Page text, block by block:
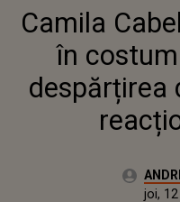
Camila
în
despărțirea
Autor:
miercuri, 12 ianuarie 2022
joi,